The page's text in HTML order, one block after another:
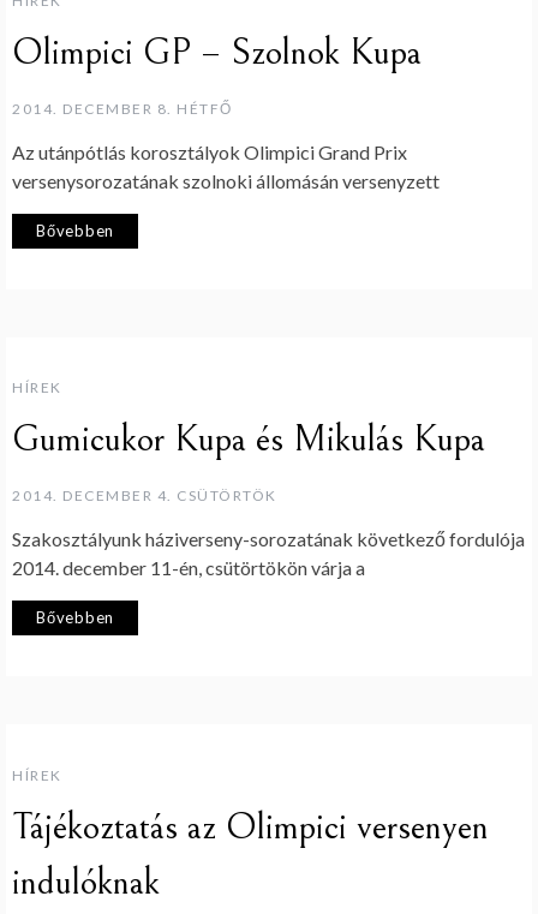
Olimpici GP – Szolnok Kupa
2014. DECEMBER 8. HÉTFŐ
Az utánpótlás korosztályok Olimpici Grand Prix
versenysorozatának szolnoki állomásán versenyzett
Bővebben
HÍREK
Gumicukor Kupa és Mikulás Kupa
2014. DECEMBER 4. CSÜTÖRTÖK
Szakosztályunk háziverseny-sorozatának következő fordulója
2014. december 11-én, csütörtökön várja a
Bővebben
HÍREK
Tájékoztatás az Olimpici versenyen
indulóknak